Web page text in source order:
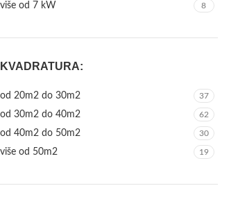
više od 7 kW 8
KVADRATURA:
od 20m2 do 30m2 37
od 30m2 do 40m2 62
od 40m2 do 50m2 30
više od 50m2 19